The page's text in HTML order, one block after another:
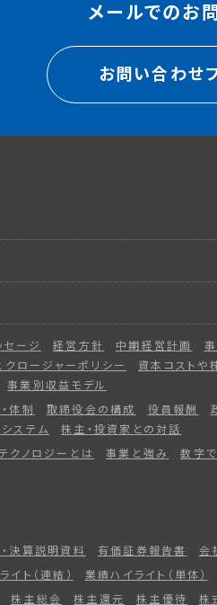
メールでのお
お問い合わせ
セージ 経営方針 中期経営計画
クロージャーポリシー
資本コストや
事業別収益モデル
体制 取締役会の構成 役員報酬
ステム
株主・投資家との対話
クノロジーとは 事業と強み 数字
決算説明資料 有価証券報告書 会
イト（連結） 業績ハイライト（単体）
株主総会 株主還元 株主優待 株